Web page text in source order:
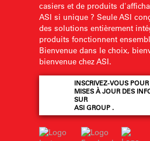
casiers et de produits
ASI si unique ? Seule ASI
des solutions entièrement
produits fonctionnent
Bienvenue dans le choix,
bienvenue chez ASI.
INSCRIVEZ-VOUS POUR
MISES À JOUR DES
SUR
ASI GROUP .